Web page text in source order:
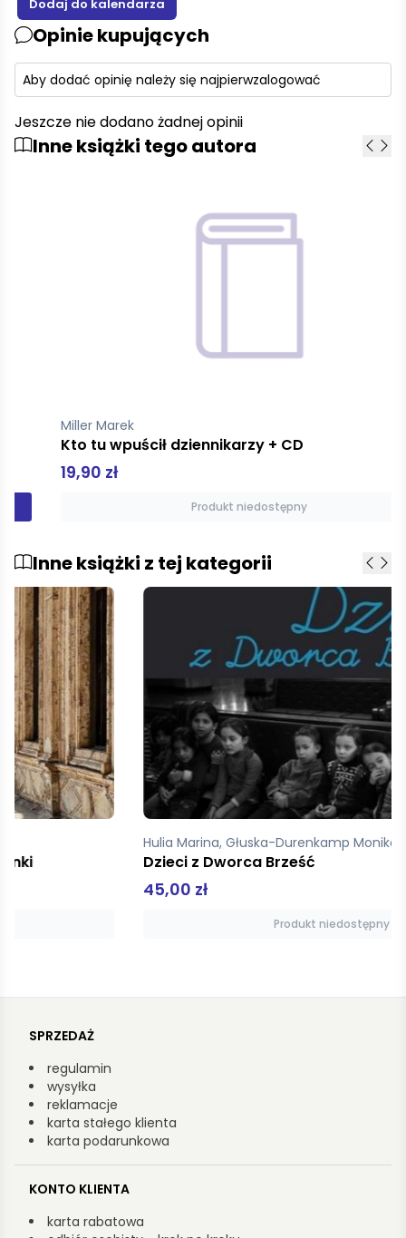
Opinie kupujących
Aby dodać opinię należy się najpierwzalogować
Jeszcze nie dodano żadnej opinii
Inne książki tego autora
Miller Marek
Kto tu wpuścił dziennikarzy + CD
19,90 zł
Produkt niedostępny
Inne książki z tej kategorii
Hulia Marina, Głuska-Durenkamp Monika
Dzieci z Dworca Brześć
SPRZEDAŻ
regulamin
wysyłka
reklamacje
karta stałego klienta
karta podarunkowa
KONTO KLIENTA
karta rabatowa